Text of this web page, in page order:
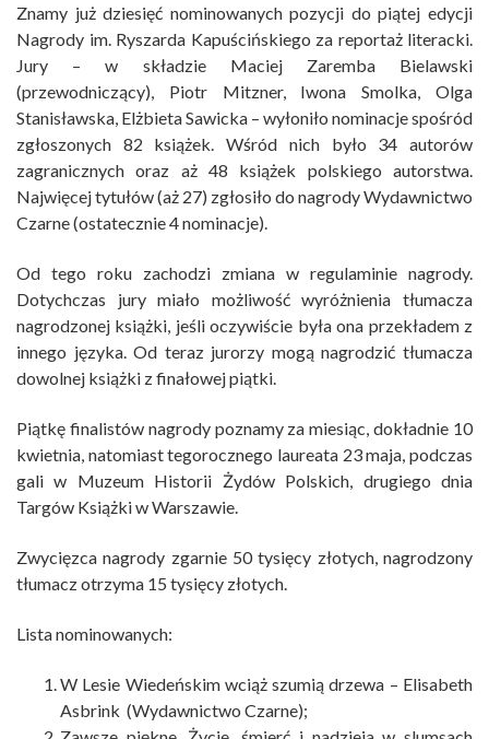
Znamy już dziesięć nominowanych pozycji do piątej edycji
Nagrody im. Ryszarda Kapuścińskiego za reportaż literacki.
Jury – w składzie Maciej Zaremba Bielawski
(przewodniczący), Piotr Mitzner, Iwona Smolka, Olga
Stanisławska, Elżbieta Sawicka – wyłoniło nominacje spośród
zgłoszonych 82 książek. Wśród nich było 34 autorów
zagranicznych oraz aż 48 książek polskiego autorstwa.
Najwięcej tytułów (aż 27) zgłosiło do nagrody Wydawnictwo
Czarne (ostatecznie 4 nominacje).
Od tego roku zachodzi zmiana w regulaminie nagrody.
Dotychczas jury miało możliwość wyróżnienia tłumacza
nagrodzonej książki, jeśli oczywiście była ona przekładem z
innego języka. Od teraz jurorzy mogą nagrodzić tłumacza
dowolnej książki z finałowej piątki.
Piątkę finalistów nagrody poznamy za miesiąc, dokładnie 10
kwietnia, natomiast tegorocznego laureata 23 maja, podczas
gali w Muzeum Historii Żydów Polskich, drugiego dnia
Targów Książki w Warszawie.
Zwycięzca nagrody zgarnie 50 tysięcy złotych, nagrodzony
tłumacz otrzyma 15 tysięcy złotych.
Lista nominowanych:
W Lesie Wiedeńskim wciąż szumią drzewa – Elisabeth
Asbrink (Wydawnictwo Czarne);